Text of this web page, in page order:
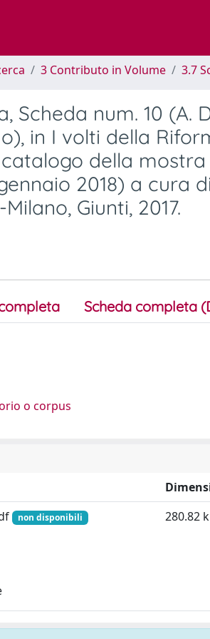
3 Contributo in Volume 3.7
Scheda num. 10 (A.
in I volti della
della mostra
2018) a cura
Giunti, 2017.
Scheda completa
o corpus
non disponibili 280.82